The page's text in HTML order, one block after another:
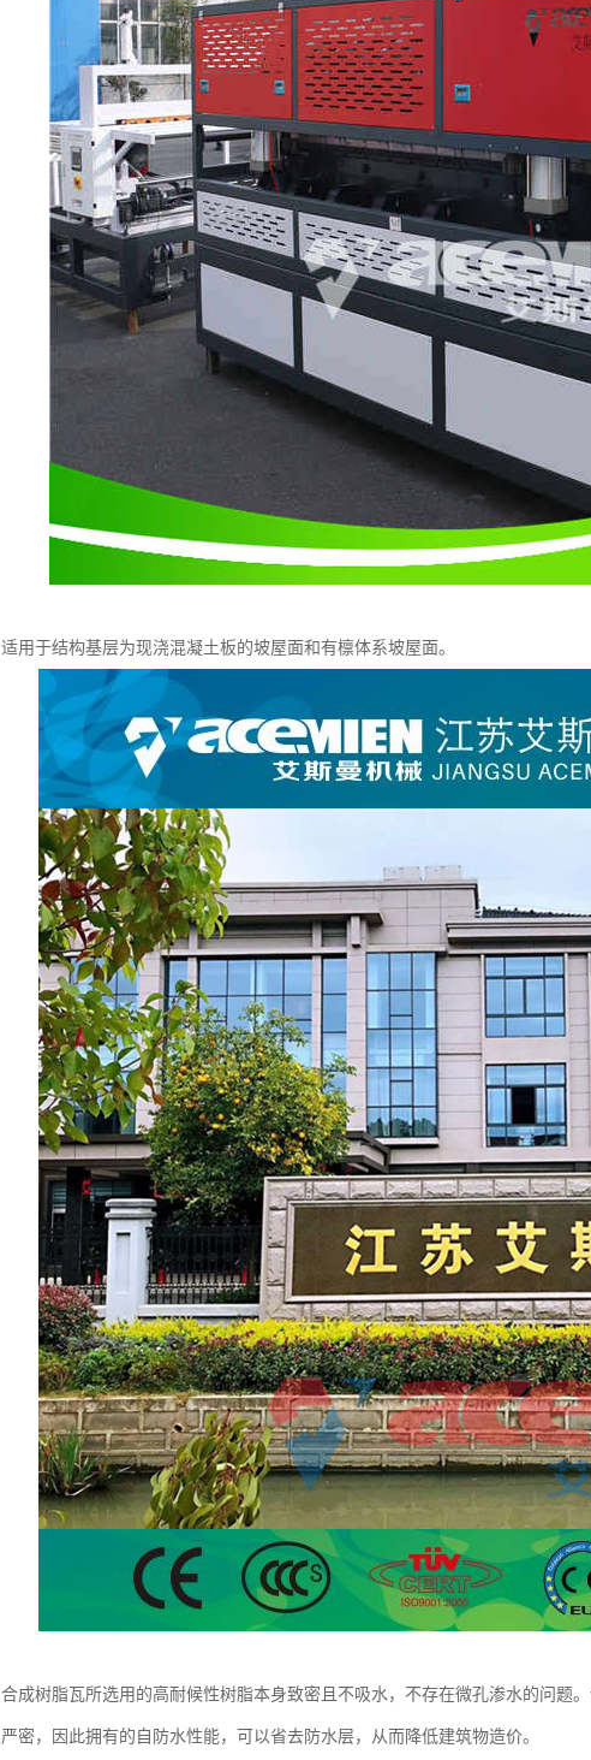
适用于结构基层为现浇混凝土板的坡屋面和有檩体系坡屋面。
合成树脂瓦所选用的高耐候性树脂本身致密且不吸水，不存在微孔渗水的问题
严密，因此拥有的自防水性能，可以省去防水层，从而降低建筑物造价。